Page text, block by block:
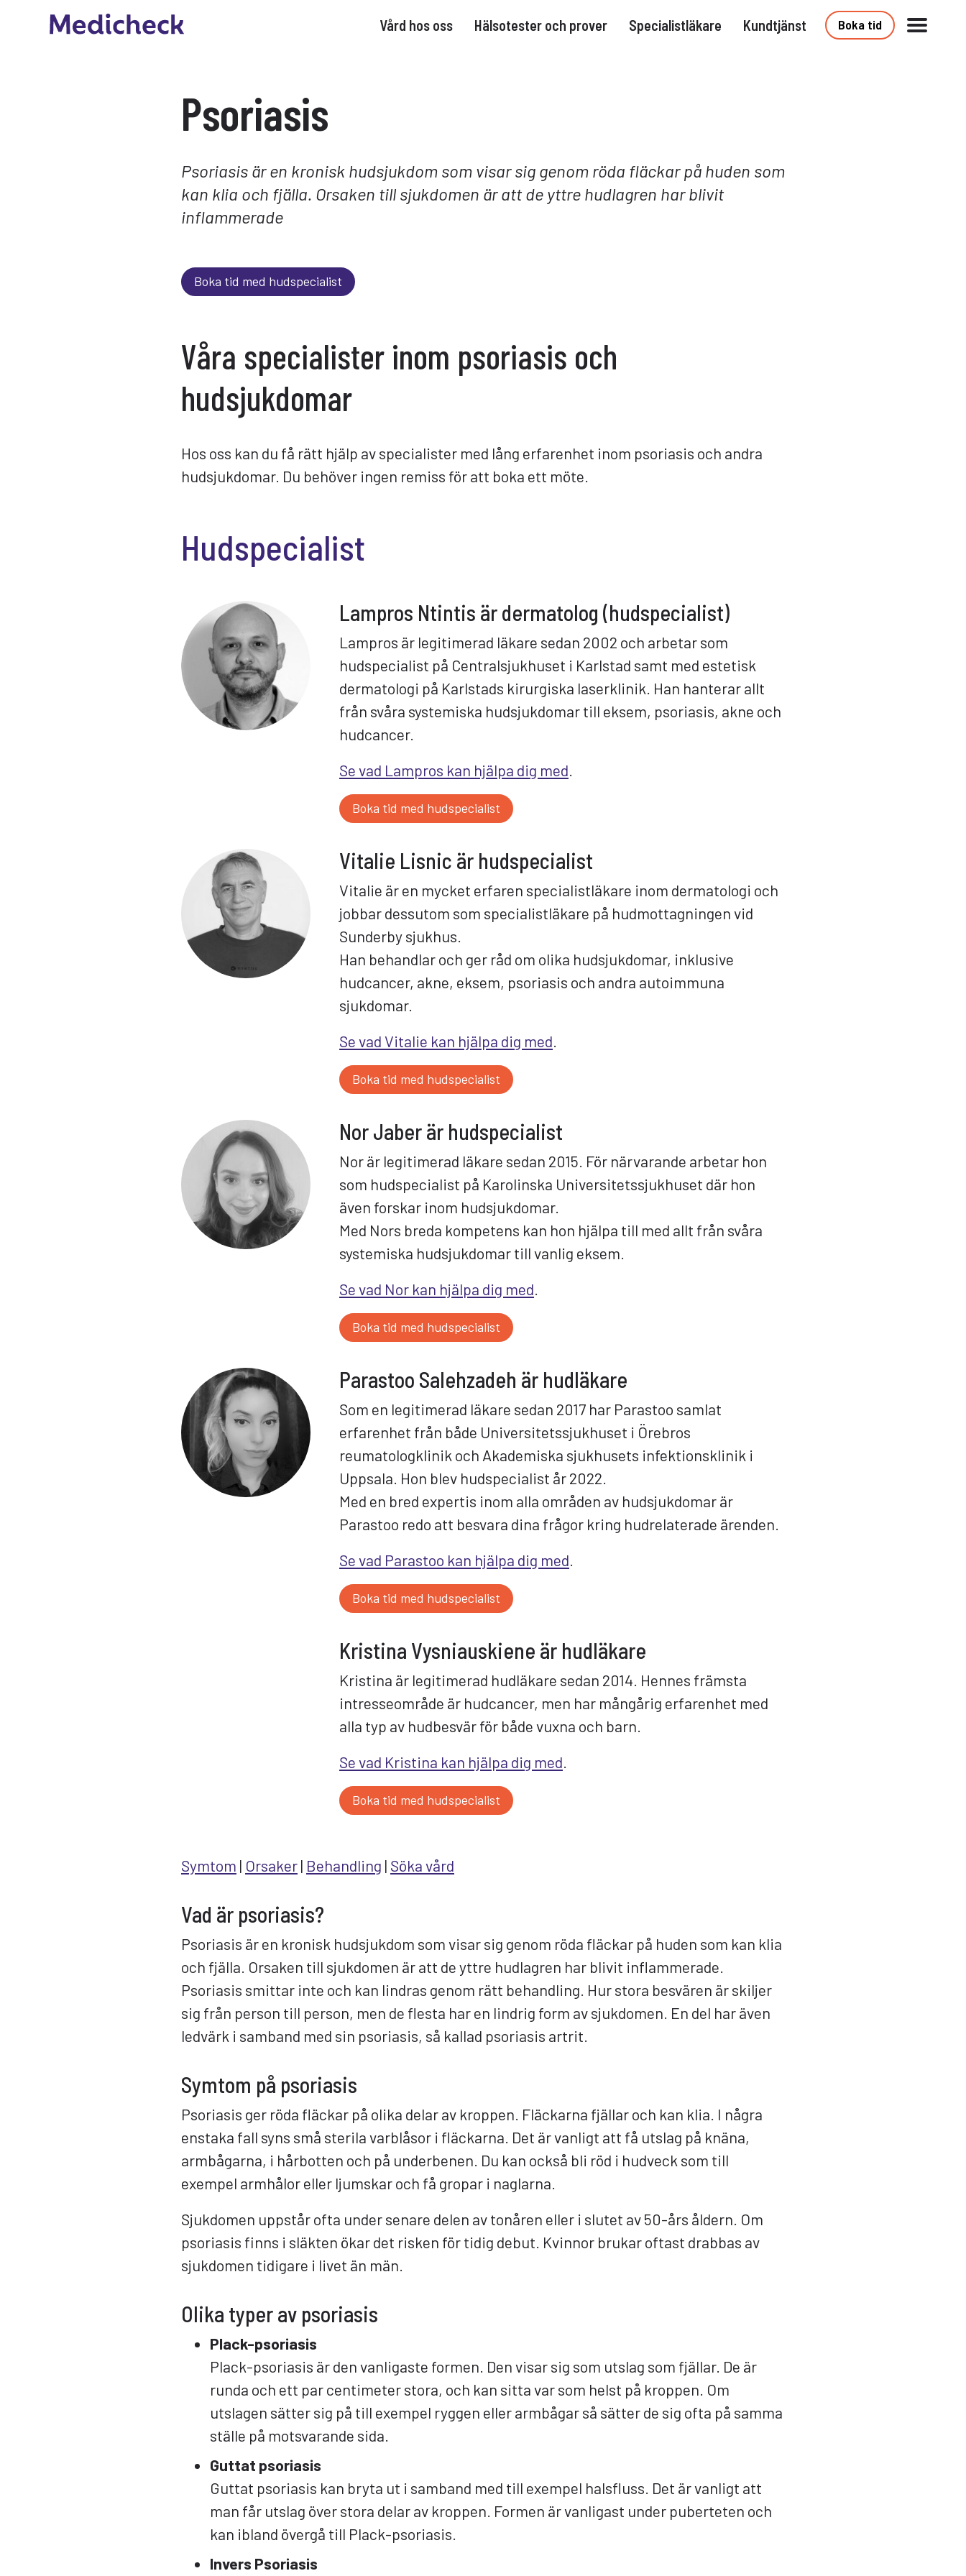
Vård hos oss Hälsotester och prover Specialistläkare Kundtjänst Boka tid
Psoriasis
Psoriasis är en kronisk hudsjukdom som visar sig genom röda fläckar på huden som
kan klia och fjälla. Orsaken till sjukdomen är att de yttre hudlagren har blivit
inflammerade
Boka tid med hudspecialist
Våra specialister inom psoriasis och
hudsjukdomar
Hos oss kan du få rätt hjälp av specialister med lång erfarenhet inom psoriasis och andra
hudsjukdomar. Du behöver ingen remiss för att boka ett möte.
Hudspecialist
Lampros Ntintis är dermatolog (hudspecialist)
Lampros är legitimerad läkare sedan 2002 och arbetar som
hudspecialist på Centralsjukhuset i Karlstad samt med estetisk
dermatologi på Karlstads kirurgiska laserklinik. Han hanterar allt
från svåra systemiska hudsjukdomar till eksem, psoriasis, akne och
hudcancer.
Se vad Lampros kan hjälpa dig med
Boka tid med hudspecialist
Vitalie Lisnic är hudspecialist
Vitalie är en mycket erfaren specialistläkare inom dermatologi och
jobbar dessutom som specialistläkare på hudmottagningen vid
Sunderby sjukhus.
Han behandlar och ger råd om olika hudsjukdomar, inklusive
hudcancer, akne, eksem, psoriasis och andra autoimmuna
sjukdomar.
Se vad Vitalie kan hjälpa dig med
Boka tid med hudspecialist
Nor Jaber är hudspecialist
Nor är legitimerad läkare sedan 2015. För närvarande arbetar hon
som hudspecialist på Karolinska Universitetssjukhuset där hon
även forskar inom hudsjukdomar.
Med Nors breda kompetens kan hon hjälpa till med allt från svåra
systemiska hudsjukdomar till vanlig eksem.
Se vad Nor kan hjälpa dig med
Boka tid med hudspecialist
Parastoo Salehzadeh är hudläkare
Som en legitimerad läkare sedan 2017 har Parastoo samlat
erfarenhet från både Universitetssjukhuset i Örebros
reumatologklinik och Akademiska sjukhusets infektionsklinik i
Uppsala. Hon blev hudspecialist år 2022.
Med en bred expertis inom alla områden av hudsjukdomar är
Parastoo redo att besvara dina frågor kring hudrelaterade ärenden.
Se vad Parastoo kan hjälpa dig med
Boka tid med hudspecialist
Kristina Vysniauskiene är hudläkare
Kristina är legitimerad hudläkare sedan 2014. Hennes främsta
intresseområde är hudcancer, men har mångårig erfarenhet med
alla typ av hudbesvär för både vuxna och barn.
Se vad Kristina kan hjälpa dig med
Boka tid med hudspecialist
Symtom | Orsaker| Behandling | Söka vård
Vad är psoriasis?
Psoriasis är en kronisk hudsjukdom som visar sig genom röda fläckar på huden som kan klia
och fjälla. Orsaken till sjukdomen är att de yttre hudlagren har blivit inflammerade.
Psoriasis smittar inte och kan lindras genom rätt behandling. Hur stora besvären är skiljer
sig från person till person, men de flesta har en lindrig form av sjukdomen. En del har även
ledvärk i samband med sin psoriasis, så kallad psoriasis artrit.
Symtom på psoriasis
Psoriasis ger röda fläckar på olika delar av kroppen. Fläckarna fjällar och kan klia. I några
enstaka fall syns små sterila varblåsor i fläckarna. Det är vanligt att få utslag på knäna,
armbågarna, i hårbotten och på underbenen. Du kan också bli röd i hudveck som till
exempel armhålor eller ljumskar och få gropar i naglarna.
Sjukdomen uppstår ofta under senare delen av tonåren eller i slutet av 50-års åldern. Om
psoriasis finns i släkten ökar det risken för tidig debut. Kvinnor brukar oftast drabbas av
sjukdomen tidigare i livet än män.
Olika typer av psoriasis
Plack-psoriasis
Plack-psoriasis är den vanligaste formen. Den visar sig som utslag som fjällar. De är
runda och ett par centimeter stora, och kan sitta var som helst på kroppen. Om
utslagen sätter sig på till exempel ryggen eller armbågar så sätter de sig ofta på samma
ställe på motsvarande sida.
Guttat psoriasis
Guttat psoriasis kan bryta ut i samband med till exempel halsfluss. Det är vanligt att
man får utslag över stora delar av kroppen. Formen är vanligast under puberteten och
kan ibland övergå till Plack-psoriasis.
Invers Psoriasis